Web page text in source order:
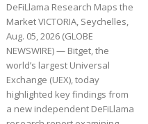
DeFiLlama Research Maps the
Market VICTORIA, Seychelles,
Aug. 05, 2026 (GLOBE
NEWSWIRE) — Bitget, the
world’s largest Universal
Exchange (UEX), today
highlighted key findings from
a new independent DeFiLlama